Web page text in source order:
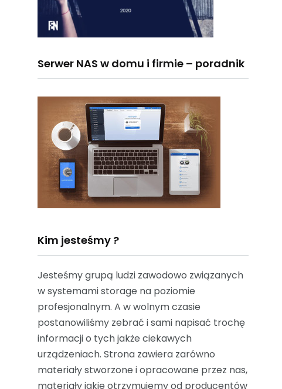
Serwer NAS w domu i firmie – poradnik
Kim jesteśmy ?
Jesteśmy grupą ludzi zawodowo związanych
w systemami storage na poziomie
profesjonalnym. A w wolnym czasie
postanowiliśmy zebrać i sami napisać trochę
informacji o tych jakże ciekawych
urządzeniach. Strona zawiera zarówno
materiały stworzone i opracowane przez nas,
materiały jakie otrzymujemy od producentów